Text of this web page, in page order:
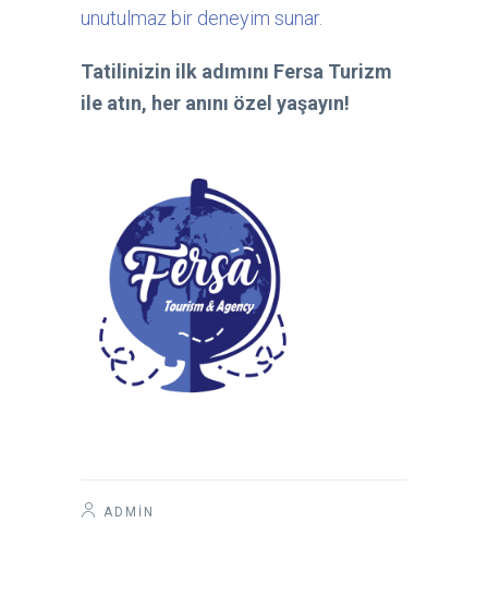
unutulmaz bir deneyim sunar.
Tatilinizin ilk adımını Fersa Turizm
ile atın, her anını özel yaşayın!
ADMIN